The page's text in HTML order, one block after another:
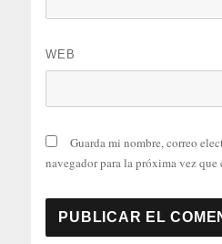
WEB
Guarda mi nombre, correo
navegador para la próxima vez que